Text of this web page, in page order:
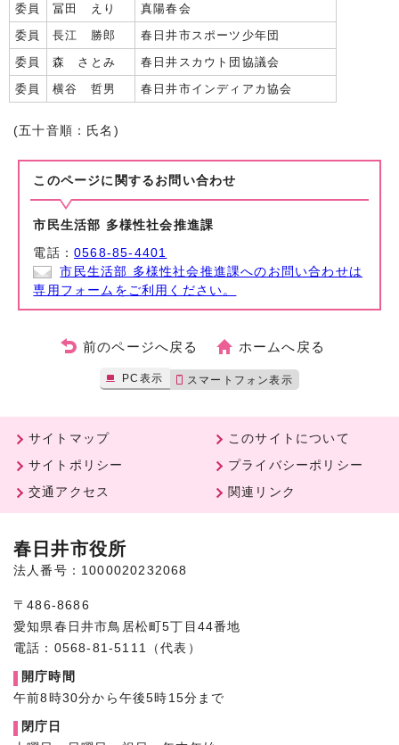
委員
冨田 えり
真陽春会
委員
長江 勝郎
春日井市スポーツ少年団
委員
森 さとみ
春日井スカウト団協議会
委員
横谷 哲男 春日井市インディアカ協会
(五十音順：氏名)
このページに関する お問い合わせ
市民生活部 多様性社会推進課
電話：0568-85-4401
市民生活部 多様性社会推進課へのお問い合わせは
専用フォームをご利用ください。
前のページへ戻る ホームへ戻る
PC表示 スマートフォン表示
サイトマップ
このサイトについて
サイトポリシー
プライバシーポリシー
交通アクセス
関連リンク
春日井市役所
法人番号：1000020232068
〒486-8686
愛知県春日井市鳥居松町5丁目44番地
電話：0568-81-5111（代表）
開庁時間
午前8時30分から午後5時15分まで
閉庁日